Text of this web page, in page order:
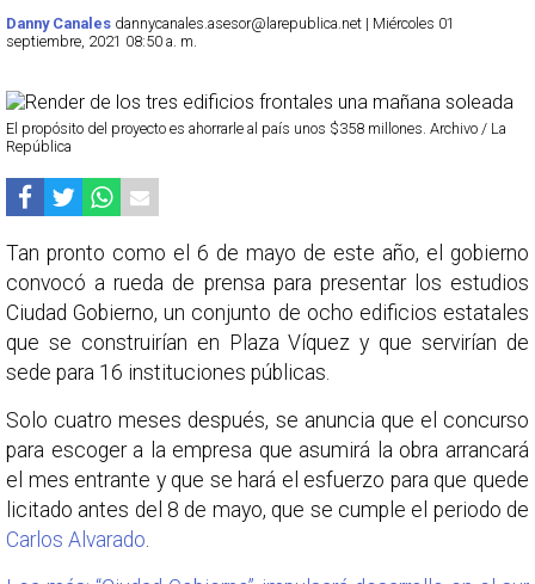
Danny Canales dannycanales.asesor@larepublica.net | Miércoles 01
septiembre, 2021 08:50 a. m.
El propósito del proyecto es ahorrarle al país unos $358 millones. Archivo / La
República
Tan pronto como el 6 de mayo de este año, el gobierno
convocó a rueda de prensa para presentar los estudios
Ciudad Gobierno, un conjunto de ocho edificios estatales
que se construirían en Plaza Víquez y que servirían de
sede para 16 instituciones públicas.
Solo cuatro meses después, se anuncia que el concurso
para escoger a la empresa que asumirá la obra arrancará
el mes entrante y que se hará el esfuerzo para que quede
licitado antes del 8 de mayo, que se cumple el periodo de
Carlos Alvarado.